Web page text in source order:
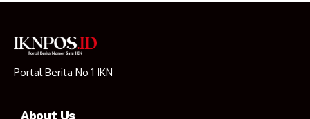
Portal Berita No 1 IKN
About Us